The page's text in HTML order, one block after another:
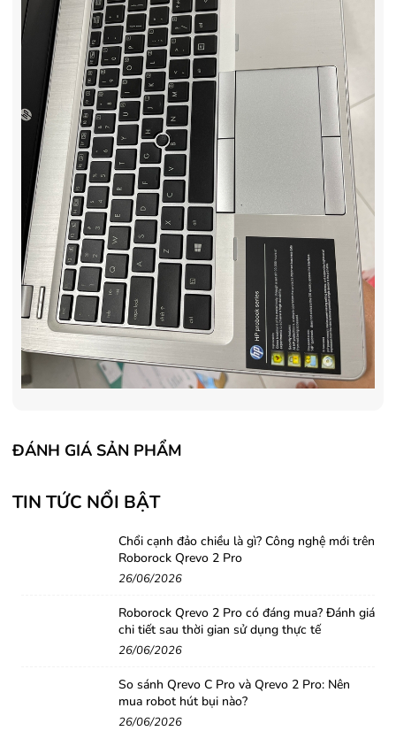
ĐÁNH GIÁ SẢN PHẨM
TIN TỨC NỔI BẬT
Chổi cạnh đảo chiều là gì? Công nghệ mới trên
Roborock Qrevo 2 Pro
26/06/2026
Roborock Qrevo 2 Pro có đáng mua? Đánh giá
chi tiết sau thời gian sử dụng thực tế
26/06/2026
So sánh Qrevo C Pro và Qrevo 2 Pro: Nên
mua robot hút bụi nào?
26/06/2026